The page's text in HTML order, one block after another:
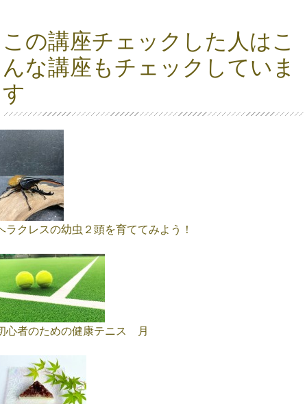
この講座チェックした人はこ
んな講座もチェックしていま
す
ラクレスの幼虫２頭を育ててみよう！
心者のための健康テニス 月